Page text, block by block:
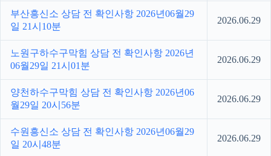
부산흥신소 상담 전 확인사항 2026년06월29
일 21시10분
2026.06.29
노원구하수구막힘 상담 전 확인사항 2026년
06월29일 21시01분
2026.06.29
양천하수구막힘 상담 전 확인사항 2026년06
월29일 20시56분
2026.06.29
수원흥신소 상담 전 확인사항 2026년06월29
일 20시48분
2026.06.29